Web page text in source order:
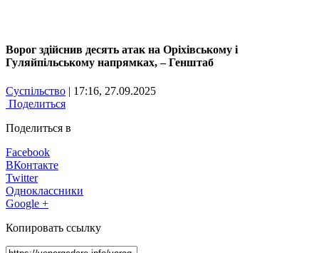
Ворог здійснив десять атак на Оріхівському і
Гуляйпільському напрямках, – Генштаб
Суспільство | 17:16, 27.09.2025
Поделиться
Поделиться в
Facebook
ВКонтакте
Twitter
Одноклассники
Google +
Копировать ссылку